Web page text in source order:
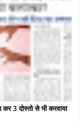
कर 3 दोस्तो से भी करवाया